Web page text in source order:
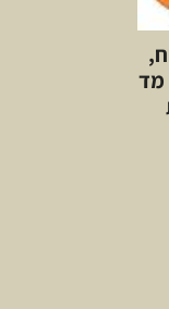
מד